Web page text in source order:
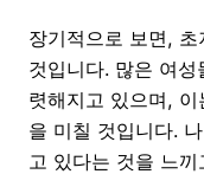
장기적으로 보면,
것입니다. 많은 여
렷해지고 있으며,
을 미칠 것입니다.
고 있다는 것을 느끼